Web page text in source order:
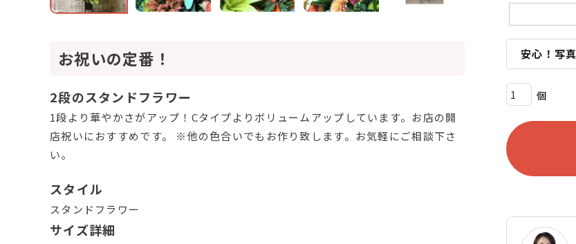
お祝いの定番！
2段のスタンドフラワー
1段より華やかさがアップ！Cタイプよりボリュームアップしています。お店の開
店祝いにおすすめです。 ※他の色合いでもお作り致します。お気軽にご相談下さ
い。
スタイル
スタンドフラワー
サイズ詳細
安心！写